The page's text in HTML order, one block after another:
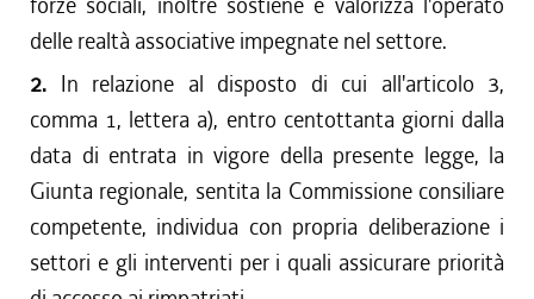
delle realtà associative impegnate nel settore.
2. In relazione al disposto di cui all'articolo 3,
comma 1, lettera a), entro centottanta giorni dalla
data di entrata in vigore della presente legge, la
Giunta regionale, sentita la Commissione consiliare
competente, individua con propria deliberazione i
settori e gli interventi per i quali assicurare priorità